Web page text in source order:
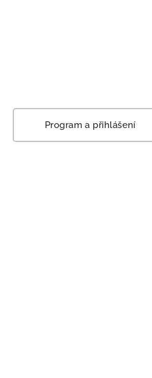
Program a přihlášení